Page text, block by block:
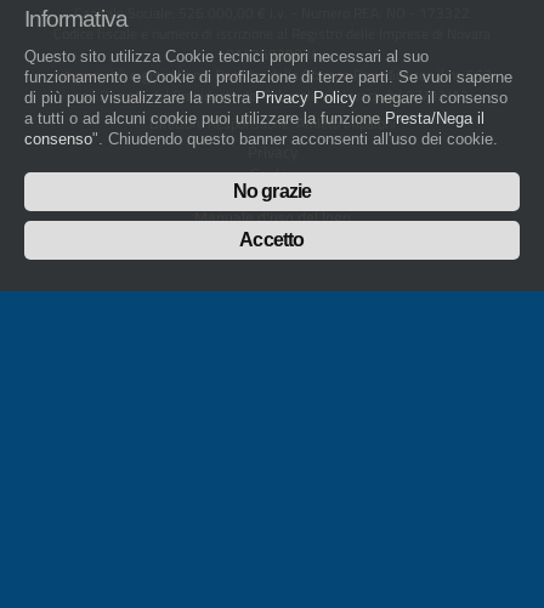
Capitale Sociale: 526.000,00 € i.v. - Numero REA: NO - 173322
Codice fiscale e numero di iscrizione al Registro delle Imprese di Novara
01436930034
artigiani.it è registrato nel Registro della Stampa Periodica con il nr. 562
con Decreto del Presidente del Tribunale di Novara del 07/03/13
Direttore Responsabile: Amleto Impaloni
Privacy
Cookie
Whistleblowing
Manuale d'uso del logo
Policy sulla Parità di genere
Informativa
Questo sito utilizza Cookie tecnici propri necessari al suo
funzionamento e Cookie di profilazione di terze parti. Se vuoi saperne
di più puoi visualizzare la nostra Privacy Policy o negare il consenso
a tutti o ad alcuni cookie puoi utilizzare la funzione Presta/Nega il
consenso". Chiudendo questo banner acconsenti all'uso dei cookie.
No grazie
Accetto